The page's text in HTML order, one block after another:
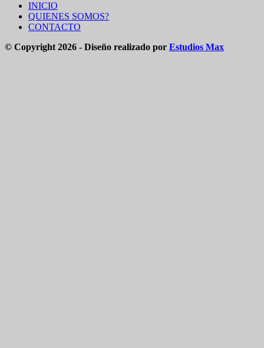
INICIO
QUIENES SOMOS?
CONTACTO
© Copyright 2026 - Diseño realizado por Estudios Max